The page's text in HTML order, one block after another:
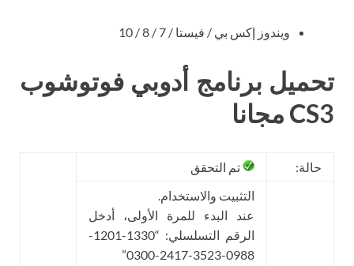
ويندوز إكس بي / فيستا / 7 / 8 / 10
تحميل برنامج أدوبي فوتوشوب
CS3 ​​مجانا
حالة: تم التحقق
التثبيت والاستخدام.
عند البدء للمرة الأولى، أدخل
الرقم التسلسلي: “1330-1201-
0988-3523-2417-0300”